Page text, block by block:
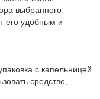
выбранного
его удобным и
с капельницей
средство,